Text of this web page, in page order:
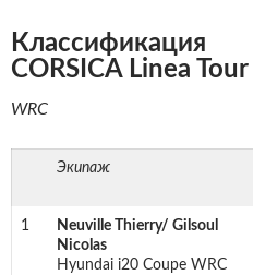
Классификация
CORSICA Linea
WRC
Экипаж
1
Neuville Thierry/ Gilsoul
Nicolas
Hyundai i20 Coupe WRC